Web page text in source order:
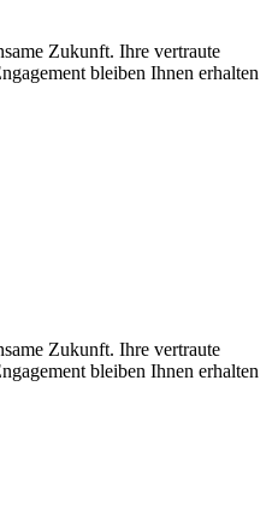
Zukunft. Ihre vertraute
bleiben Ihnen erhalten
Zukunft. Ihre vertraute
bleiben Ihnen erhalten